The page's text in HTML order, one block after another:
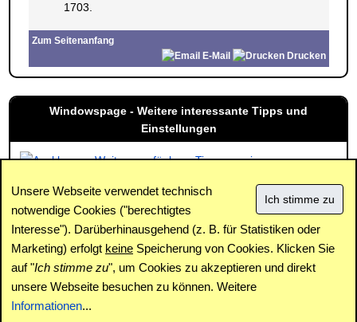
1703.
Zum Seitenanfang
E-Mail
Drucken
Windowspage - Weitere interessante Tipps und
Einstellungen
Weitere verfügbare Tipps anzeigen
Unsere Webseite verwendet technisch
notwendige Cookies ("berechtigtes
Interesse"). Darüberhinausgehend (z. B. für Statistiken oder
Marketing) erfolgt keine Speicherung von Cookies. Klicken Sie
auf "Ich stimme zu", um Cookies zu akzeptieren und direkt
unsere Webseite besuchen zu können. Weitere
Informationen...
Impressum | Kontakt | Datenschutz / Cookies |
SPAM /
Abuse
| Newsletter | Forum